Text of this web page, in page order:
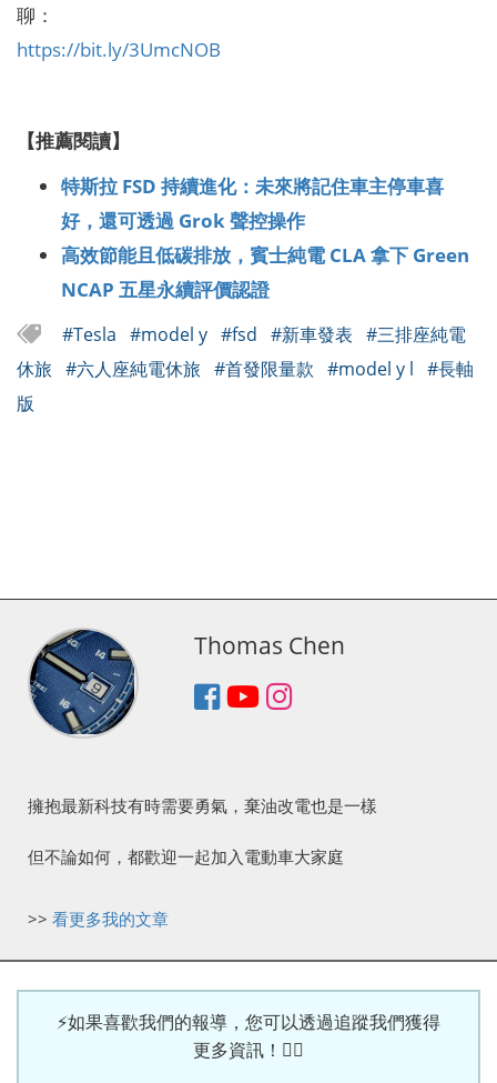
聊：
https://bit.ly/3UmcNOB
【推薦閱讀】
特斯拉 FSD 持續進化：未來將記住車主停車喜
好，還可透過 Grok 聲控操作
高效節能且低碳排放，賓士純電 CLA 拿下 Green
NCAP 五星永續評價認證
#Tesla #model y #fsd #新車發表 #三排座純電
休旅 #六人座純電休旅 #首發限量款 #model y l #長軸
版
Thomas Chen
擁抱最新科技有時需要勇氣，棄油改電也是一樣
但不論如何，都歡迎一起加入電動車大家庭
>> 看更多我的文章
⚡如果喜歡我們的報導，您可以透過追蹤我們獲得
更多資訊！🙆‍♀